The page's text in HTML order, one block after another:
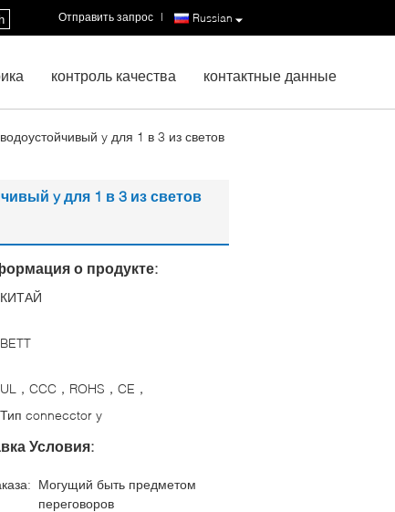
Russian
Отправить запрос |
контроль качества контактные данные
y для 1 в 3 из светов
y для 1 в 3 из светов
о продукте:
КИТАЙ
BETT
UL，CCC，ROHS，CE，
Тип connecctor y
Условия:
Могущий быть предметом
переговоров